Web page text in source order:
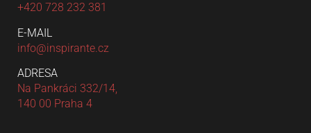
+420 728 232 381
E-MAIL
info@inspirante.cz
ADRESA
Na Pankráci 332/14,
140 00 Praha 4